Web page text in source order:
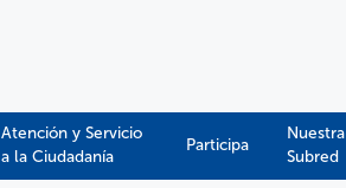
Atención y Servicio
a la Ciudadanía
Participa
Nuestra
Subred